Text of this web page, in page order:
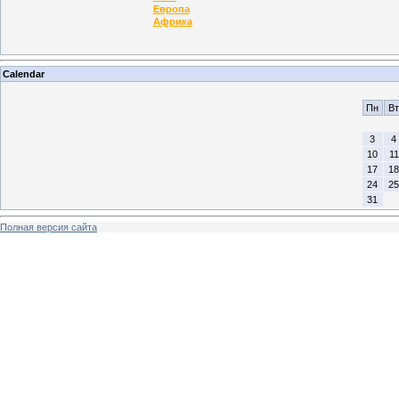
Европа
Африка
Calendar
Пн
Вт
3
4
10
11
17
18
24
25
31
Полная версия сайта